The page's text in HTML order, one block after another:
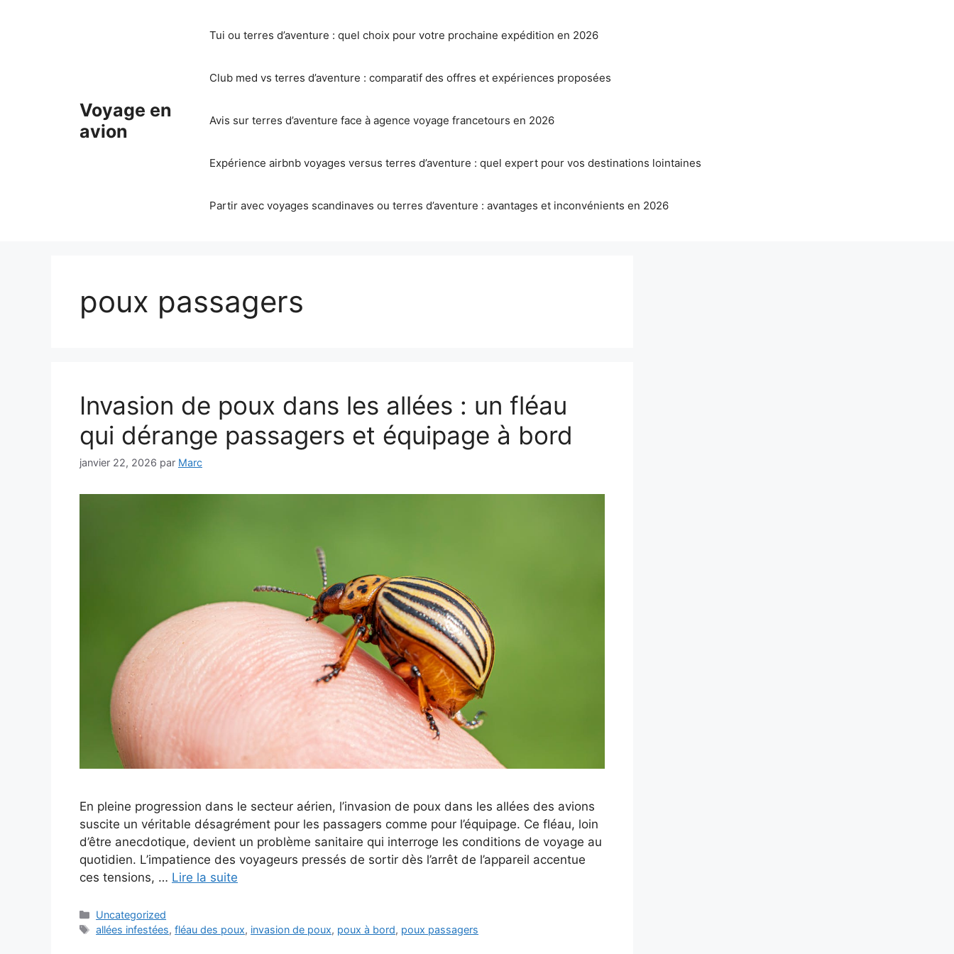
Voyage en
avion
Tui ou terres d’aventure : quel choix pour votre prochaine expédition en 2026
Club med vs terres d’aventure : comparatif des offres et expériences proposées
Avis sur terres d’aventure face à agence voyage francetours en 2026
Expérience airbnb voyages versus terres d’aventure : quel expert pour vos destinations lointaines
Partir avec voyages scandinaves ou terres d’aventure : avantages et inconvénients en 2026
poux passagers
Invasion de poux dans les allées : un fléau
qui dérange passagers et équipage à bord
janvier 22, 2026 par Marc
En pleine progression dans le secteur aérien, l’invasion de poux dans les allées des avions
suscite un véritable désagrément pour les passagers comme pour l’équipage. Ce fléau, loin
d’être anecdotique, devient un problème sanitaire qui interroge les conditions de voyage au
quotidien. L’impatience des voyageurs pressés de sortir dès l’arrêt de l’appareil accentue
ces tensions, … Lire la suite
Catégories
Uncategorized
Étiquettes
allées infestées,fléau des poux, invasion de poux, poux à bord, poux passagers